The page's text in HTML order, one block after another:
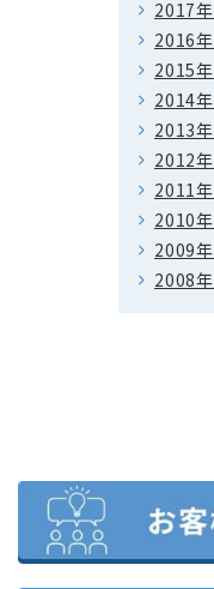
2017年
2016年
2015年
2014年
2013年
2012年
2011年
2010年
2009年
2008年